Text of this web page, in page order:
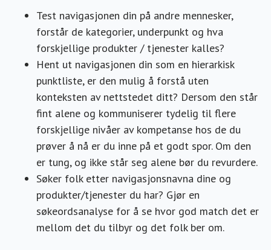
Test navigasjonen din på andre mennesker,
forstår de kategorier, underpunkt og hva
forskjellige produkter / tjenester kalles?
Hent ut navigasjonen din som en hierarkisk
punktliste, er den mulig å forstå uten
konteksten av nettstedet ditt? Dersom den står
fint alene og kommuniserer tydelig til flere
forskjellige nivåer av kompetanse hos de du
prøver å nå er du inne på et godt spor. Om den
er tung, og ikke står seg alene bør du revurdere.
Søker folk etter navigasjonsnavna dine og
produkter/tjenester du har? Gjør en
søkeordsanalyse for å se hvor god match det er
mellom det du tilbyr og det folk ber om.